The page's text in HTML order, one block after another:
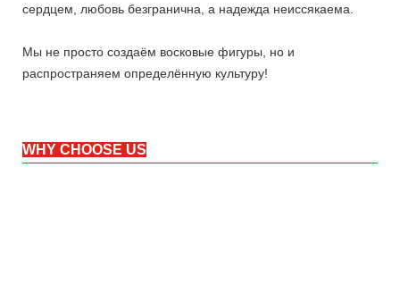
сердцем, любовь безгранична, а надежда неиссякаема.
Мы не просто создаём восковые фигуры, но и
распространяем определённую культуру!
WHY CHOOSE US